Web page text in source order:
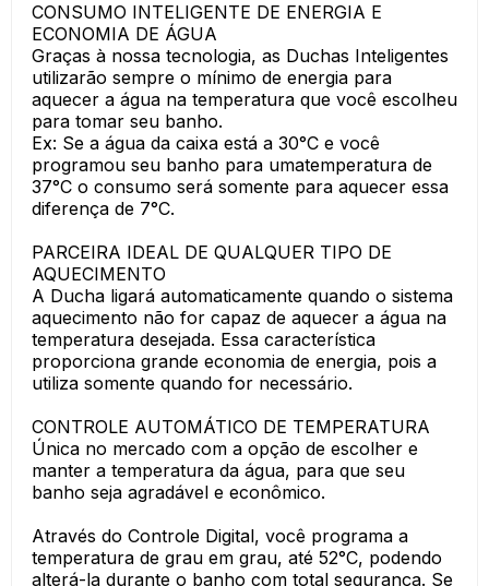
CONSUMO INTELIGENTE DE ENERGIA E
ECONOMIA DE ÁGUA
Graças à nossa tecnologia, as Duchas Inteligentes
utilizarão sempre o mínimo de energia para
aquecer a água na temperatura que você escolheu
para tomar seu banho.
Ex: Se a água da caixa está a 30°C e você
programou seu banho para umatemperatura de
37°C o consumo será somente para aquecer essa
diferença de 7°C.
PARCEIRA IDEAL DE QUALQUER TIPO DE
AQUECIMENTO
A Ducha ligará automaticamente quando o sistema
aquecimento não for capaz de aquecer a água na
temperatura desejada. Essa característica
proporciona grande economia de energia, pois a
utiliza somente quando for necessário.
CONTROLE AUTOMÁTICO DE TEMPERATURA
Única no mercado com a opção de escolher e
manter a temperatura da água, para que seu
banho seja agradável e econômico.
Através do Controle Digital, você programa a
temperatura de grau em grau, até 52°C, podendo
alterá-la durante o banho com total segurança. Se